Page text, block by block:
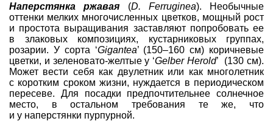
Наперстянка ржавая (D. Ferruginea). Необычные
оттенки мелких многочисленных цветков, мощный рост
и простота выращивания заставляют попробовать ее
в злаковых композициях, кустарниковых группах,
розарии. У сорта ‘Gigantea’ (150–160 см) коричневые
цветки, и зеленовато-желтые у ‘Gelber Herold’ (130 см).
Может вести себя как двулетник или как многолетник
с коротким сроком жизни, нуждается в периодическом
пересеве. Для посадки предпочтительнее солнечное
место, в остальном требования те же, что
и у наперстянки пурпурной.